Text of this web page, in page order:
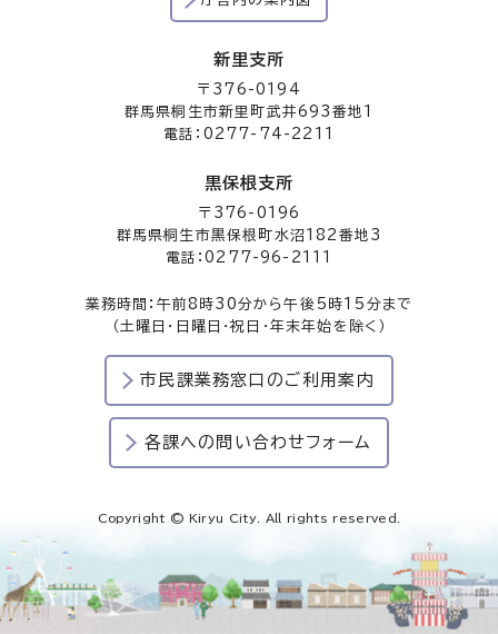
新里支所
〒376-0194
群馬県桐生市新里町武井693番地1
電話：0277-74-2211
黒保根支所
〒376-0196
群馬県桐生市黒保根町水沼182番地3
電話：0277-96-2111
業務時間：午前8時30分から午後5時15分まで
（土曜日・日曜日・祝日・年末年始を除く）
市民課業務窓口のご利用案内
各課への問い合わせフォーム
Copyright © Kiryu City. All rights reserved.